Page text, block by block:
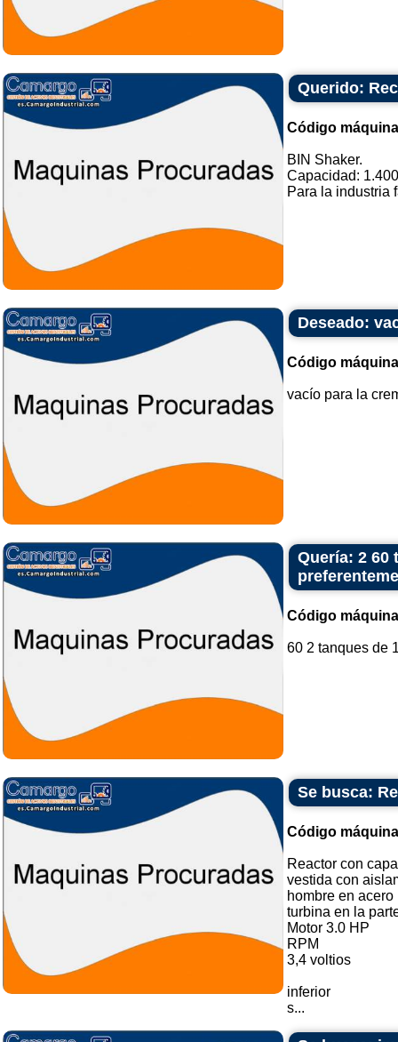
Querido:
Código
BIN Shaker.
Capacidad:
Para la industria
Deseado:
Código
vacío para la
Quería: 2 60
Código
60 2 tanques de
Se busca:
Código
Reactor con
vestida con
hombre en
turbina en la
Motor 3.0 HP
RPM
3,4 voltios
inferior
s...